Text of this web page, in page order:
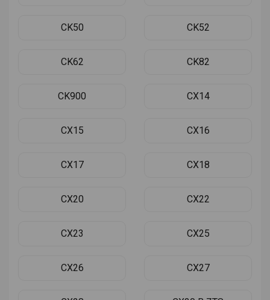
CK50 CK52
CK62 CK82
CK900 CX14
CX15 CX16
CX17 CX18
CX20 CX22
CX23 CX25
CX26 CX27